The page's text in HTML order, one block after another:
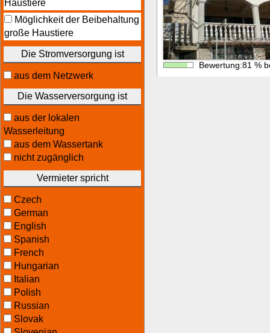
Haustiere
Möglichkeit der Beibehaltung
große Haustiere
Die Stromversorgung ist
aus dem Netzwerk
Die Wasserversorgung ist
aus der lokalen
Wasserleitung
aus dem Wassertank
nicht zugänglich
Vermieter spricht
Czech
German
English
Spanish
French
Hungarian
Italian
Polish
Russian
Slovak
Bewertung:81 %